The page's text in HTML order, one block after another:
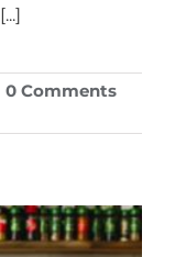
[...]
0 Comments